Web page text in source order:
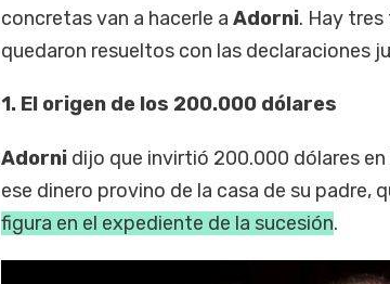
concretas van a hacerle a Adorni. Hay
quedaron resueltos con las declaraciones
1. El origen de los 200.000 dólares
Adorni dijo que invirtió 200.000 dólares
ese dinero provino de la casa de su padre,
figura en el expediente de la sucesión.